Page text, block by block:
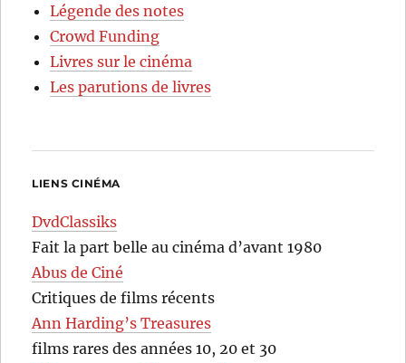
Légende des notes
Crowd Funding
Livres sur le cinéma
Les parutions de livres
LIENS CINÉMA
DvdClassiks
Fait la part belle au cinéma d’avant 1980
Abus de Ciné
Critiques de films récents
Ann Harding’s Treasures
films rares des années 10, 20 et 30